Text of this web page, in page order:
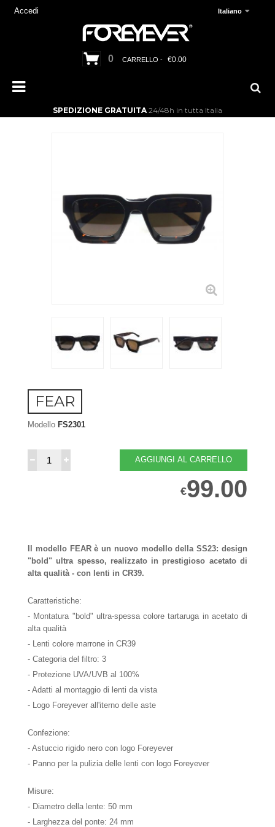
Accedi Italiano
0 CARRELLO - €0.00
SPEDIZIONE GRATUITA 24/48h in tutta Italia
FEAR
Modello FS2301
AGGIUNGI AL CARRELLO
€99.00
Il modello FEAR è un nuovo modello della SS23: design
"bold" ultra spesso, realizzato in prestigioso acetato di
alta qualità - con lenti in CR39.
Caratteristiche:
- Montatura "bold" ultra-spessa colore tartaruga in acetato di
alta qualità
- Lenti colore marrone in CR39
- Categoria del filtro: 3
- Protezione UVA/UVB al 100%
- Adatti al montaggio di lenti da vista
- Logo Foreyever all'iterno delle aste
Confezione:
- Astuccio rigido nero con logo Foreyever
- Panno per la pulizia delle lenti con logo Foreyever
Misure:
- Diametro della lente: 50 mm
- Larghezza del ponte: 24 mm